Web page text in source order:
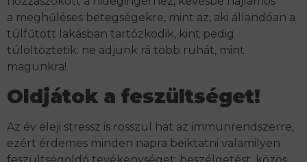
a meghűléses betegségekre, mint az, aki állandóan a
túlfűtött lakásban tartózkodik, kint pedig
túlöltöztetik: ne adjunk rá több ruhát, mint
magunkra!
Oldjátok a feszültséget!
Az év eleji stressz is rosszul hat az immunrendszerre,
ezért érdemes minden napra beiktatni valamilyen